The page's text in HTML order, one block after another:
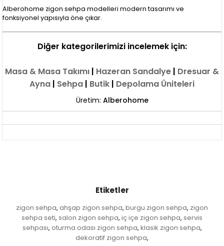
Alberohome zigon sehpa modelleri modern tasarımı ve
fonksiyonel yapısıyla öne çıkar.
Diğer kategorilerimizi incelemek için:
Masa & Masa Takımı | Hazeran Sandalye | Dresuar &
Ayna | Sehpa | Butik | Depolama Üniteleri
Üretim: Alberohome
Etiketler
zigon sehpa, ahşap zigon sehpa, burgu zigon sehpa, zigon
sehpa seti, salon zigon sehpa, iç içe zigon sehpa, servis
sehpası, oturma odası zigon sehpa, klasik zigon sehpa,
dekoratif zigon sehpa,